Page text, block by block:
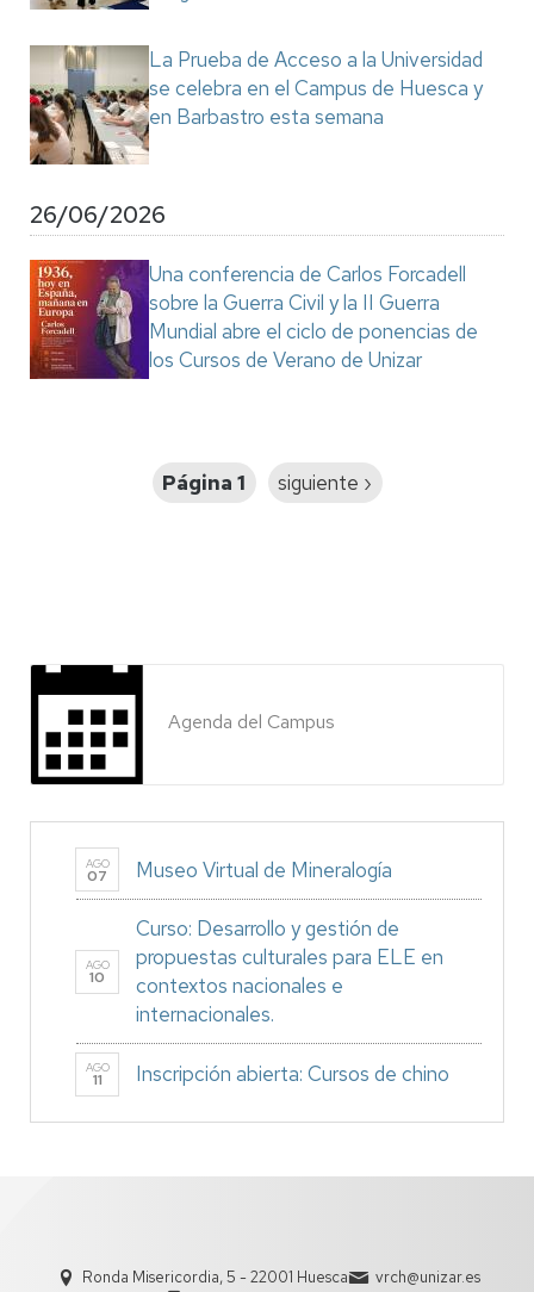
La Prueba de Acceso a la Universidad
se celebra en el Campus de Huesca y
en Barbastro esta semana
26/06/2026
Una conferencia de Carlos Forcadell
sobre la Guerra Civil y la II Guerra
Mundial abre el ciclo de ponencias de
los Cursos de Verano de Unizar
Página 1
Siguiente
siguiente ›
Agenda del Campus
AGO
07 Museo Virtual de Mineralogía
AGO
10
Curso: Desarrollo y gestión de
propuestas culturales para ELE en
contextos nacionales e
internacionales.
AGO
11 Inscripción abierta: Cursos de chino
Ronda Misericordia, 5 - 22001 Huesca
vrch@unizar.es